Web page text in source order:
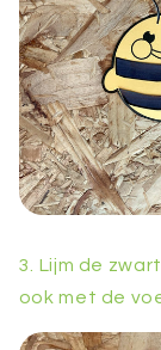
3. Lijm de
ook met de